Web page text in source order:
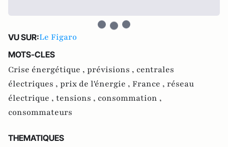
VU SUR:Le Figaro
MOTS-CLES
Crise énergétique , prévisions , centrales
électriques , prix de l'énergie , France , réseau
électrique , tensions , consommation ,
consommateurs
THEMATIQUES